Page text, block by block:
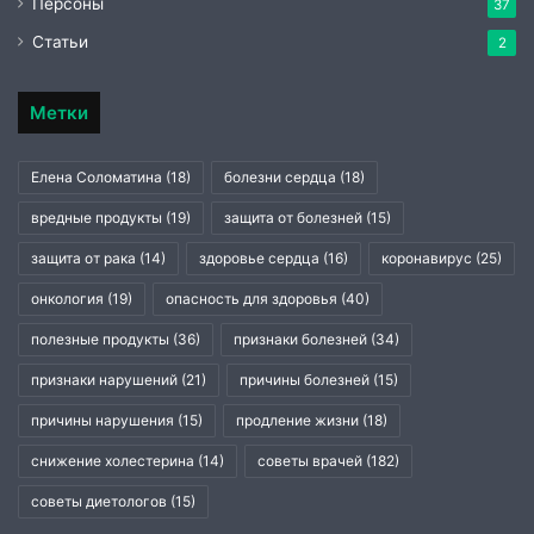
Персоны 37
Статьи 2
Метки
Елена Соломатина (18) болезни сердца (18)
вредные продукты (19) защита от болезней (15)
защита от рака (14) здоровье сердца (16) коронавирус (25)
онкология (19) опасность для здоровья (40)
полезные продукты (36) признаки болезней (34)
признаки нарушений (21) причины болезней (15)
причины нарушения (15) продление жизни (18)
снижение холестерина (14) советы врачей (182)
советы диетологов (15)